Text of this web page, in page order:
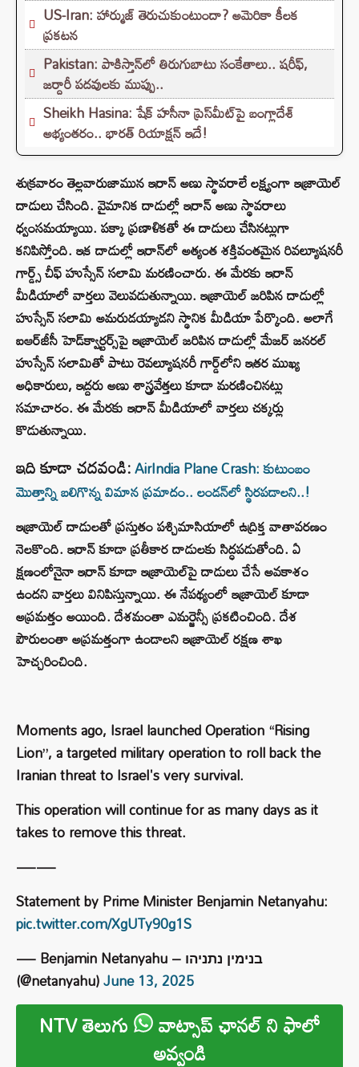
US-Iran: హార్ముజ్ తెరుచుకుంటుందా? అమెరికా కీలక
ప్రకటన
Pakistan: పాకిస్తాన్‌లో తిరుగుబాటు సంకేతాలు.. షరీఫ్,
జర్దారీ పదవులకు ముప్పు..
Sheikh Hasina: షేక్ హసీనా ప్రెస్‌మీట్‌పై బంగ్లాదేశ్
అభ్యంతరం.. భారత్ రియాక్షన్ ఇదే!
శుక్రవారం తెల్లవారుజామున ఇరాన్ అణు స్థావరాలే లక్ష్యంగా ఇజ్రాయెల్
దాడులు చేసింది. వైమానిక దాడుల్లో ఇరాన్ అణు స్థావరాలు
ధ్వంసమయ్యాయి. పక్కా ప్రణాళికతో ఈ దాడులు చేసినట్లుగా
కనిపిస్తోంది. ఇక దాడుల్లో ఇరాన్‌లో అత్యంత శక్తివంతమైన రివల్యూషనరీ
గార్డ్స్ చీఫ్ హుస్సేన్ సలామి మరణించారు. ఈ మేరకు ఇరాన్
మీడియాలో వార్తలు వెలువడుతున్నాయి. ఇజ్రాయెల్ జరిపిన దాడుల్లో
హుస్సేన్ సలామి అమరుడయ్యాడని స్థానిక మీడియా పేర్కొంది. అలాగే
ఐఆర్‌జీసీ హెడ్‌క్వార్టర్స్‌పై ఇజ్రాయెల్‌ జరిపిన దాడుల్లో మేజర్‌ జనరల్‌
హుస్సేన్ సలామితో పాటు రెవల్యూషనరీ గార్డ్‌లోని ఇతర ముఖ్య
అధికారులు, ఇద్దరు అణు శాస్త్రవేత్తలు కూడా మరణించినట్లు
సమాచారం. ఈ మేరకు ఇరాన్ మీడియాలో వార్తలు చక్కర్లు
కొడుతున్నాయి.
ఇది కూడా చదవండి:AirIndia Plane Crash: కుటుంబం
మొత్తాన్ని బలిగొన్న విమాన ప్రమాదం.. లండన్‌లో స్థిరపడాలని..!
ఇజ్రాయెల్ దాడులతో ప్రస్తుతం పశ్చిమాసియాలో ఉద్రిక్త వాతావరణం
నెలకొంది. ఇరాన్ కూడా ప్రతీకార దాడులకు సిద్ధపడుతోంది. ఏ
క్షణంలోనైనా ఇరాన్ కూడా ఇజ్రాయెల్‌పై దాడులు చేసే అవకాశం
ఉందని వార్తలు వినిపిస్తున్నాయి. ఈ నేపథ్యంలో ఇజ్రాయెల్ కూడా
అప్రమత్తం అయింది. దేశమంతా ఎమర్జెన్సీ ప్రకటించింది. దేశ
పౌరులంతా అప్రమత్తంగా ఉండాలని ఇజ్రాయెల్ రక్షణ శాఖ
హెచ్చరించింది.
Moments ago, Israel launched Operation “Rising
Lion”, a targeted military operation to roll back the
Iranian threat to Israel's very survival.
This operation will continue for as many days as it
takes to remove this threat.
——
Statement by Prime Minister Benjamin Netanyahu:
pic.twitter.com/XgUTy90g1S
— Benjamin Netanyahu – בנימין נתניהו
(@netanyahu)June 13, 2025
NTV తెలుగు వాట్సాప్ ఛానల్ ని ఫాలో
అవ్వండి